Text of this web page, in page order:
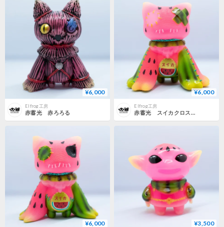
¥6,000
Elfrog工房
赤蓄光 赤ろろる
¥6,000
Elfrog工房
赤蓄光 スイカクロスパッチ
¥6,000 ¥3,500